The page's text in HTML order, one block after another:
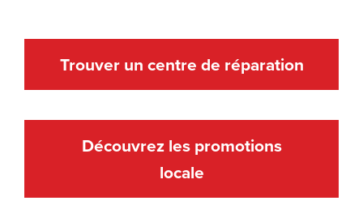
Trouver un centre de réparation
Découvrez les promotions
locale